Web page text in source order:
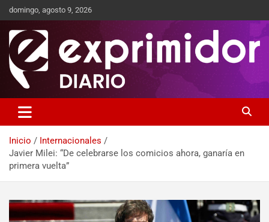
domingo, agosto 9, 2026
Exprimidor media
Inicio
Internacionales
Javier Milei: “De celebrarse los comicios ahora, ganaría en
primera vuelta”